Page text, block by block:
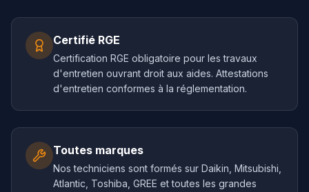
Certifié RGE
Certification RGE obligatoire pour les travaux
d'entretien ouvrant droit aux aides. Attestations
d'entretien conformes à la réglementation.
Toutes marques
Nos techniciens sont formés sur Daikin, Mitsubishi,
Atlantic, Toshiba, GREE et toutes les grandes